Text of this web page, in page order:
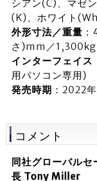
シアン(C)、マゼ
(K)、ホワイト
外形寸法／重量
さ)mm／1,300kg
インターフェイス
用パソコン専用)
発売時期 ：2022
コメント
同社グローバルセ
長 Tony Miller